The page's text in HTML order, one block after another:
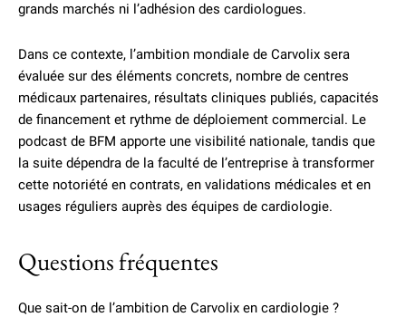
grands marchés ni l’adhésion des cardiologues.
Dans ce contexte, l’ambition mondiale de Carvolix sera
évaluée sur des éléments concrets, nombre de centres
médicaux partenaires, résultats cliniques publiés, capacités
de financement et rythme de déploiement commercial. Le
podcast de BFM apporte une visibilité nationale, tandis que
la suite dépendra de la faculté de l’entreprise à transformer
cette notoriété en contrats, en validations médicales et en
usages réguliers auprès des équipes de cardiologie.
Questions fréquentes
Que sait-on de l’ambition de Carvolix en cardiologie ?